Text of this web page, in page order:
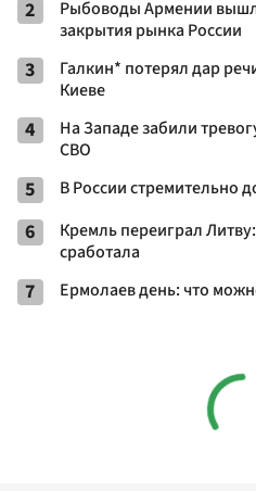
2
Рыбоводы Армении
закрытия рынка России
3
Галкин* потерял дар
Киеве
4
На Западе забили
СВО
5 В России стремительно
6
Кремль переиграл
сработала
7 Ермолаев день: что